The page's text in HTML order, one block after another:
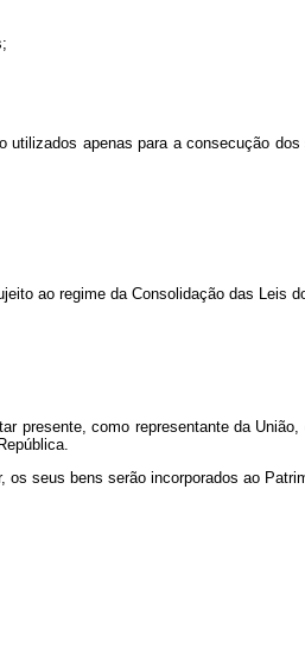
apenas para a consecução
ao regime da Consolidação das Leis
presente, como representante da
seus bens serão incorporados ao